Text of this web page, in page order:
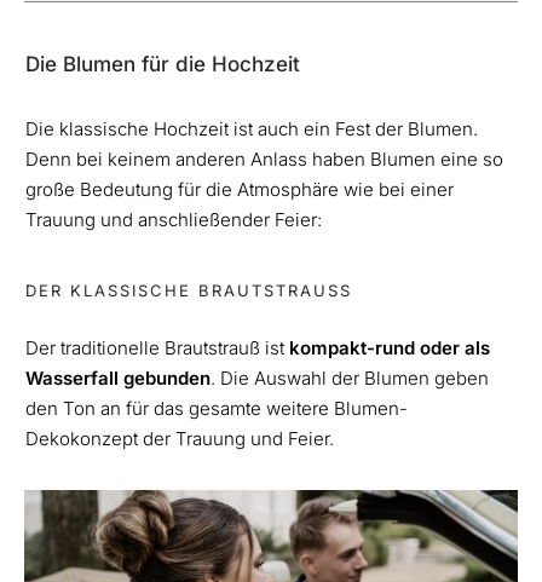
Die Blumen für die Hochzeit
Die klassische Hochzeit ist auch ein Fest der Blumen.
Denn bei keinem anderen Anlass haben Blumen eine so
große Bedeutung für die Atmosphäre wie bei einer
Trauung und anschließender Feier:
DER KLASSISCHE BRAUTSTRAUSS
Der traditionelle Brautstrauß ist kompakt-rund oder als
Wasserfall gebunden. Die Auswahl der Blumen geben
den Ton an für das gesamte weitere Blumen-
Dekokonzept der Trauung und Feier.